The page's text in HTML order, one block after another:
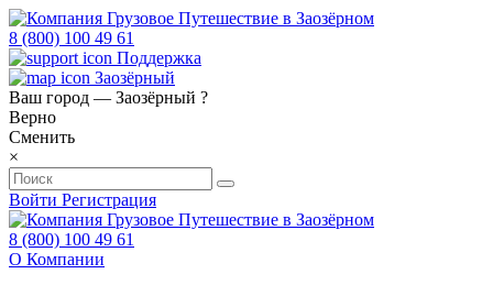
8 (800) 100 49 61
Поддержка
Заозёрный
Ваш город — Заозёрный ?
Верно
Сменить
×
Войти Регистрация
8 (800) 100 49 61
О Компании